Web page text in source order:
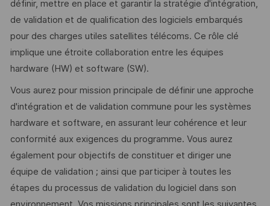
définir, mettre en place et garantir la stratégie d'intégration,
de validation et de qualification des logiciels embarqués
pour des charges utiles satellites télécoms. Ce rôle clé
implique une étroite collaboration entre les équipes
hardware (HW) et software (SW).
Vous aurez pour mission principale de définir une approche
d'intégration et de validation commune pour les systèmes
hardware et software, en assurant leur cohérence et leur
conformité aux exigences du programme. Vous aurez
également pour objectifs de constituer et diriger une
équipe de validation ; ainsi que participer à toutes les
étapes du processus de validation du logiciel dans son